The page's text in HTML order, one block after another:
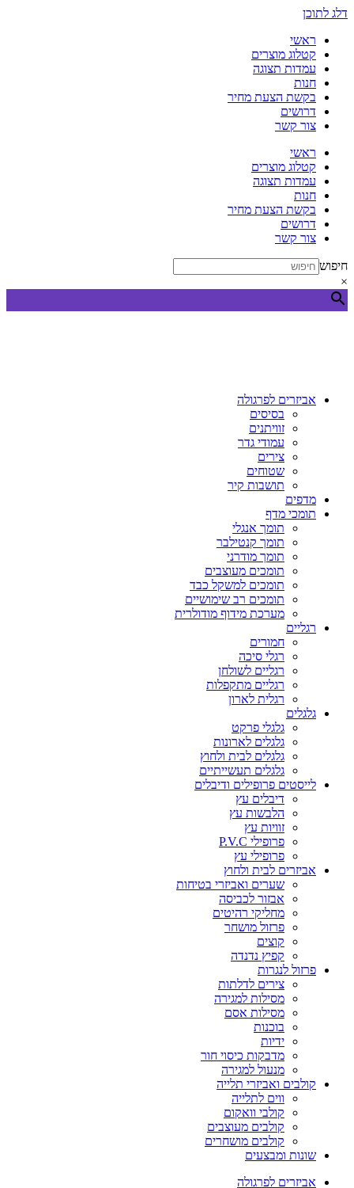
דלג לתוכן
ראשי
קטלוג מוצרים
עמדות תצוגה
חנות
בקשת הצעת מחיר
דרושים
צור קשר
ראשי
קטלוג מוצרים
עמדות תצוגה
חנות
בקשת הצעת מחיר
דרושים
צור קשר
חיפוש
×
אביזרים לפרגולה
בסיסים
זוויתנים
עמודי גדר
צירים
שטוחים
תושבות קיר
מדפים
תומכי מדף
תומך אנגלי
תומך קנטילבר
תומך מודרני
תומכים מעוצבים
תומכים למשקל כבד
תומכים רב שימושיים
מערכת מידוף מודולרית
רגליים
חמורים
רגלי סיכה
רגליים לשולחן
רגליים מתקפלות
רגלית לארון
גלגלים
גלגלי פרקט
גלגלים לארונות
גלגלים לבית ולחוץ
גלגלים תעשייתיים
לייסטים פרופילים ודיבלים
דיבלים עץ
הלבשות עץ
זוויות עץ
פרופילי P.V.C
פרופילי עץ
אביזרים לבית ולחוץ
שערים ואביזרי בטיחות
אבזור לכביסה
מחליקי רהיטים
פרזול מושחר
קוצים
קפיץ נדנדה
פרזול לנגרות
צירים לדלתות
מסילות למגירה
מסילות אסם
בוכנות
ידיות
מדבקות כיסוי חור
מנעול למגירה
קולבים ואביזרי תלייה
ווים לתלייה
קולבי וואקום
קולבים מעוצבים
קולבים מושחרים
שונות ומבצעים
אביזרים לפרגולה